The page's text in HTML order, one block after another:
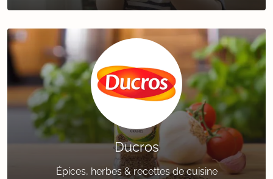
Ducros
Épices, herbes & recettes de cuisine